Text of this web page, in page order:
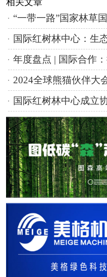
国际红树林中心：生
2024全球熊猫伙伴大
国际红树林中心成立